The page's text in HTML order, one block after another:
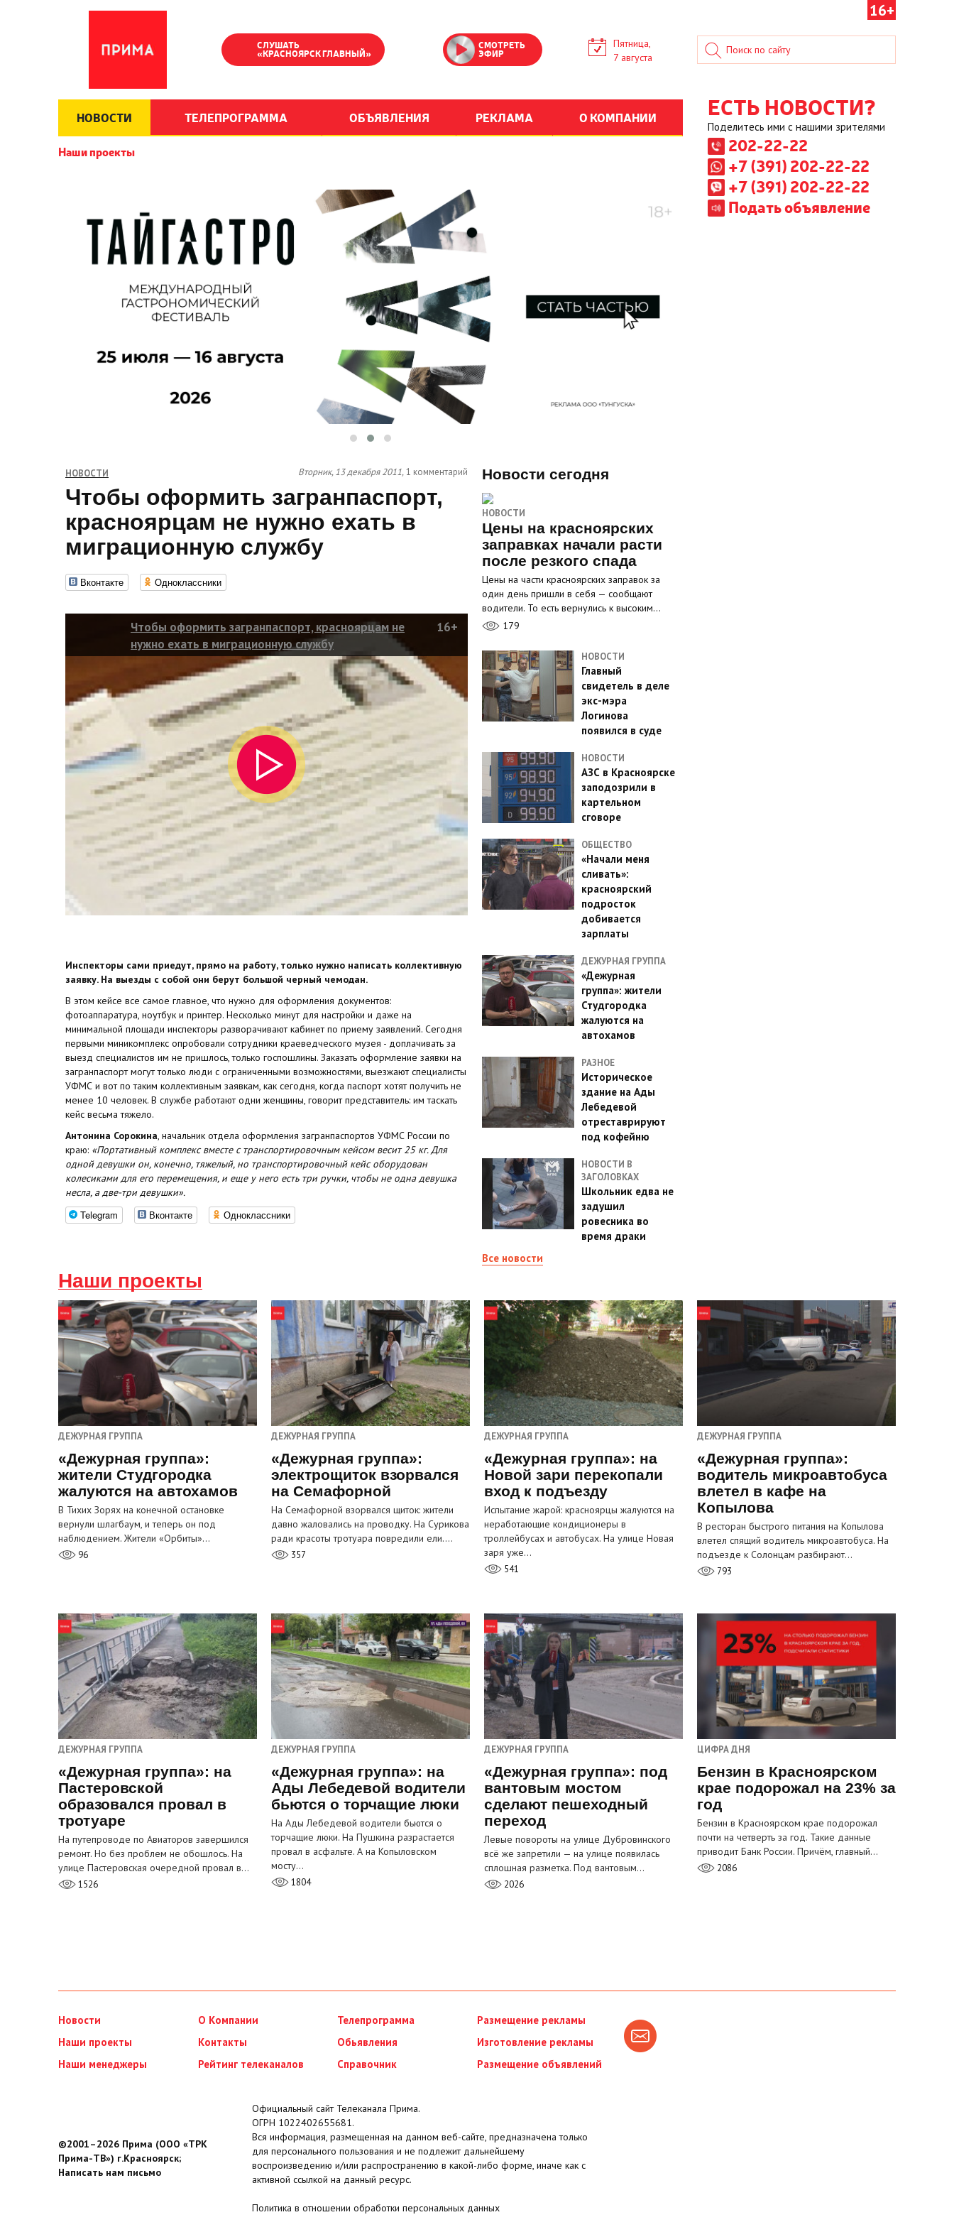
16+
СЛУШАТЬ
«КРАСНОЯРСК ГЛАВНЫЙ»
СМОТРЕТЬ
ЭФИР
Пятница,
7 августа
НОВОСТИ ТЕЛЕПРОГРАММА ОБЪЯВЛЕНИЯ РЕКЛАМА О КОМПАНИИ
Наши проекты
ЕСТЬ НОВОСТИ?
Поделитесь ими с нашими зрителями
202-22-22
+7 (391) 202-22-22
+7 (391) 202-22-22
Подать объявление
НОВОСТИ Вторник, 13 декабря 2011,1 комментарий
Чтобы оформить загранпаспорт,
красноярцам не нужно ехать в
миграционную службу
Вконтакте Одноклассники
Чтобы оформить загранпаспорт, красноярцам не
нужно ехать в миграционную службу
16+
Инспекторы сами приедут, прямо на работу, только нужно написать коллективную
заявку. На выезды с собой они берут большой черный чемодан.
В этом кейсе все самое главное, что нужно для оформления документов:
фотоаппаратура, ноутбук и принтер. Несколько минут для настройки и даже на
минимальной площади инспекторы разворачивают кабинет по приему заявлений. Сегодня
первыми миникомплекс опробовали сотрудники краеведческого музея - доплачивать за
выезд специалистов им не пришлось, только госпошлины. Заказать оформление заявки на
загранпаспорт могут только люди с ограниченными возможностями, выезжают специалисты
УФМС и вот по таким коллективным заявкам, как сегодня, когда паспорт хотят получить не
менее 10 человек. В службе работают одни женщины, говорит представитель: им таскать
кейс весьма тяжело.
Антонина Сорокина, начальник отдела оформления загранпаспортов УФМС России по
краю: «Портативный комплекс вместе с транспортировочным кейсом весит 25 кг. Для
одной девушки он, конечно, тяжелый, но транспортировочный кейс оборудован
колесиками для его перемещения, и еще у него есть три ручки, чтобы не одна девушка
несла, а две-три девушки».
Telegram Вконтакте Одноклассники
Новости сегодня
НОВОСТИ
Цены на красноярских
заправках начали расти
после резкого спада
Цены на части красноярских заправок за
один день пришли в себя — сообщают
водители. То есть вернулись к высоким…
179
НОВОСТИ
Главный
свидетель в деле
экс-мэра
Логинова
появился в суде
НОВОСТИ
АЗС в Красноярске
заподозрили в
картельном
сговоре
ОБЩЕСТВО
«Начали меня
сливать»:
красноярский
подросток
добивается
зарплаты
ДЕЖУРНАЯ ГРУППА
«Дежурная
группа»: жители
Студгородка
жалуются на
автохамов
РАЗНОЕ
Историческое
здание на Ады
Лебедевой
отреставрируют
под кофейню
НОВОСТИ В
ЗАГОЛОВКАХ
Школьник едва не
задушил
ровесника во
время драки
Все новости
Наши проекты
ДЕЖУРНАЯ ГРУППА
«Дежурная группа»:
жители Студгородка
жалуются на автохамов
В Тихих Зорях на конечной остановке
вернули шлагбаум, и теперь он под
наблюдением. Жители «Орбиты»…
96
ДЕЖУРНАЯ ГРУППА
«Дежурная группа»:
электрощиток взорвался
на Семафорной
На Семафорной взорвался щиток: жители
давно жаловались на проводку. На Сурикова
ради красоты тротуара повредили ели.…
357
ДЕЖУРНАЯ ГРУППА
«Дежурная группа»: на
Новой зари перекопали
вход к подъезду
Испытание жарой: красноярцы жалуются на
неработающие кондиционеры в
троллейбусах и автобусах. На улице Новая
заря уже…
541
ДЕЖУРНАЯ ГРУППА
«Дежурная группа»:
водитель микроавтобуса
влетел в кафе на
Копылова
В ресторан быстрого питания на Копылова
влетел спящий водитель микроавтобуса. На
подъезде к Солонцам разбирают…
793
ДЕЖУРНАЯ ГРУППА
«Дежурная группа»: на
Пастеровской
образовался провал в
тротуаре
На путепроводе по Авиаторов завершился
ремонт. Но без проблем не обошлось. На
улице Пастеровская очередной провал в…
1526
ДЕЖУРНАЯ ГРУППА
«Дежурная группа»: на
Ады Лебедевой водители
бьются о торчащие люки
На Ады Лебедевой водители бьются о
торчащие люки. На Пушкина разрастается
провал в асфальте. А на Копыловском
мосту…
1804
ДЕЖУРНАЯ ГРУППА
«Дежурная группа»: под
вантовым мостом
сделают пешеходный
переход
Левые повороты на улице Дубровинского
всё же запретили — на улице появилась
сплошная разметка. Под вантовым…
2026
ЦИФРА ДНЯ
Бензин в Красноярском
крае подорожал на 23% за
год
Бензин в Красноярском крае подорожал
почти на четверть за год. Такие данные
приводит Банк России. Причём, главный…
2086
Новости
Наши проекты
Наши менеджеры
О Компании
Контакты
Рейтинг телеканалов
Телепрограмма
Обьявления
Справочник
Размещение рекламы
Изготовление рекламы
Размещение объявлений
©2001–2026 Прима (ООО «ТРК
Прима-ТВ») г.Красноярск;
Написать нам письмо
Официальный сайт Телеканала Прима.
ОГРН 1022402655681.
Вся информация, размещенная на данном веб-сайте, предназначена только
для персонального пользования и не подлежит дальнейшему
воспроизведению и/или распространению в какой-либо форме, иначе как с
активной ссылкой на данный ресурс.
Политика в отношении обработки персональных данных